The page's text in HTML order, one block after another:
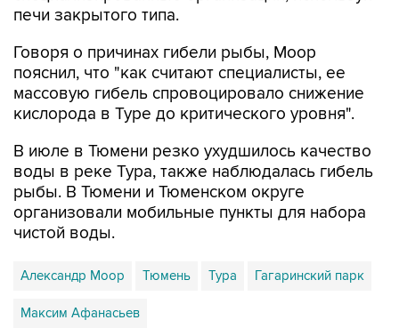
печи закрытого типа.
Говоря о причинах гибели рыбы, Моор
пояснил, что "как считают специалисты, ее
массовую гибель спровоцировало снижение
кислорода в Туре до критического уровня".
В июле в Тюмени резко ухудшилось качество
воды в реке Тура, также наблюдалась гибель
рыбы. В Тюмени и Тюменском округе
организовали мобильные пункты для набора
чистой воды.
Александр Моор Тюмень Тура Гагаринский парк
Максим Афанасьев